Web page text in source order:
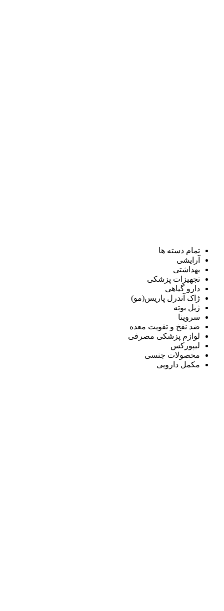
تمام دسته ها
آرایشی
بهداشتی
تجهیزات پزشکی
دارو گیاهی
ژاک آندرل پاریس(مو)
ژیل بوته
سروینا
ضد نفخ و تقویت معده
لوازم پزشکی مصرفی
لیپورکس
محصولات جنسی
مکمل دارویی